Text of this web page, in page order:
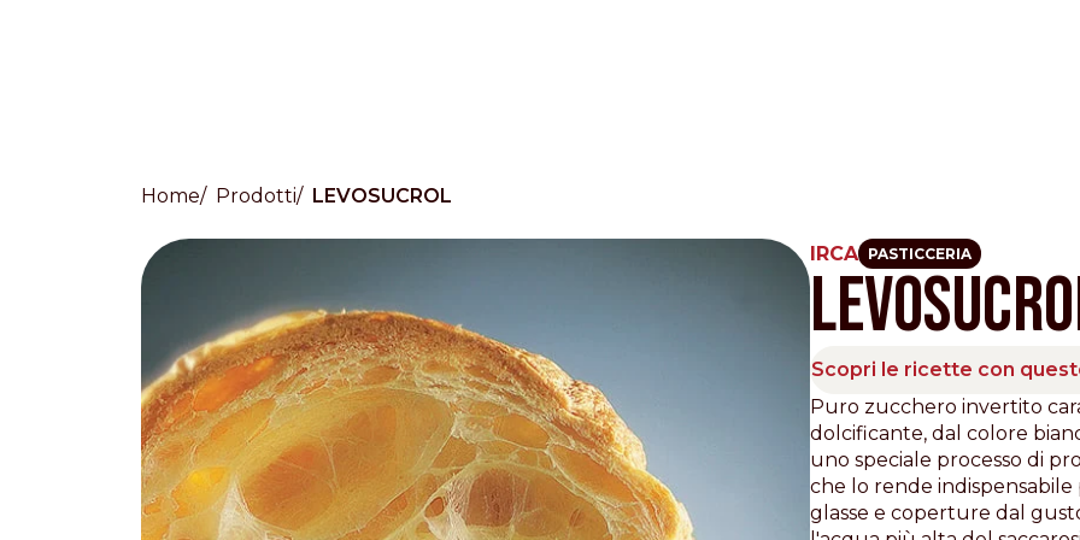
Countries
International
English Italiano
Americas
EnglishEspañol Français Português
Benelux
Europe & Middle East
English
Asia and
English
North America
English
Shop
Dutch
Home Prodotti LEVOSUCROL
IRCA PASTICCERIA
Scopri le ricette con
Puro zucchero invertito
dolcificante, dal colore
uno speciale processo di
che lo rende
glasse e coperture dal